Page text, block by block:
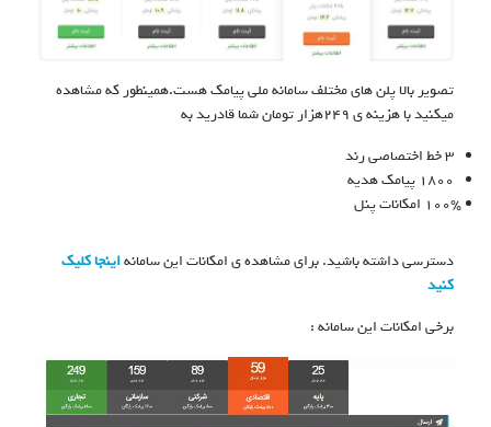
تصویر بالا پلن های مختلف سامانه ملی پیامک هست.همینطور که مشاهده
میکنید با هزینه ی ۲۴۹هزار تومان شما قادرید به
۳ خط اختصاصی رند
۱۸۰۰ پیامک هدیه
۱۰۰% امکانات پنل
دسترسی داشته باشید. برای مشاهده ی امکانات این سامانهاینجا کلیک
کنید
برخی امکانات این سامانه :